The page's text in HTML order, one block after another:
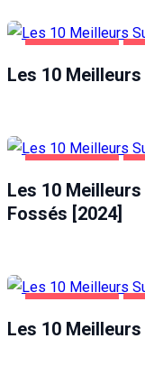
Les 10
Les 10
Fossés [2024]
Les 10